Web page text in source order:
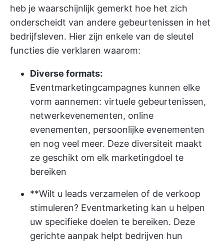
heb je waarschijnlijk gemerkt hoe het zich
onderscheidt van andere gebeurtenissen in het
bedrijfsleven. Hier zijn enkele van de sleutel
functies die verklaren waarom:
Diverse formats:
Eventmarketingcampagnes kunnen elke
vorm aannemen: virtuele gebeurtenissen,
netwerkevenementen, online
evenementen, persoonlijke evenementen
en nog veel meer. Deze diversiteit maakt
ze geschikt om elk marketingdoel te
bereiken
**Wilt u leads verzamelen of de verkoop
stimuleren? Eventmarketing kan u helpen
uw specifieke doelen te bereiken. Deze
gerichte aanpak helpt bedrijven hun